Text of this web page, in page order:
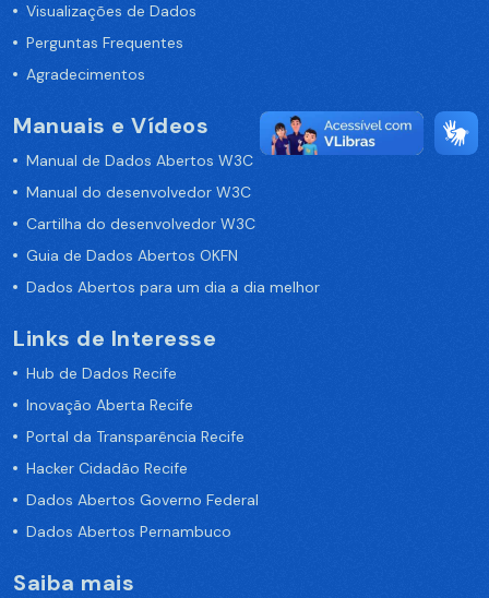
Visualizações de Dados
Perguntas Frequentes
Agradecimentos
Manuais e Vídeos
Manual de Dados Abertos W3C
Manual do desenvolvedor W3C
Cartilha do desenvolvedor W3C
Guia de Dados Abertos OKFN
Dados Abertos para um dia a dia melhor
Links de Interesse
Hub de Dados Recife
Inovação Aberta Recife
Portal da Transparência Recife
Hacker Cidadão Recife
Dados Abertos Governo Federal
Dados Abertos Pernambuco
Saiba mais